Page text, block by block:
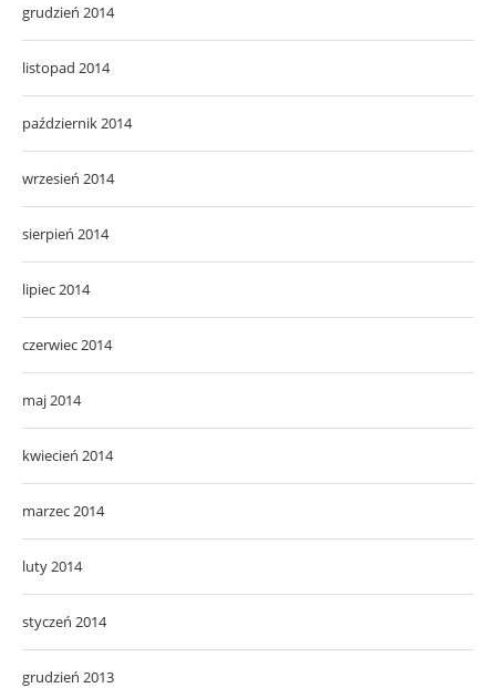
grudzień 2014
listopad 2014
październik 2014
wrzesień 2014
sierpień 2014
lipiec 2014
czerwiec 2014
maj 2014
kwiecień 2014
marzec 2014
luty 2014
styczeń 2014
grudzień 2013